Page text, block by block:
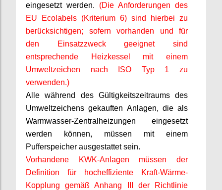
eingesetzt werden. (Die Anforderungen des
EU
Ecolabels (Kriterium 6) sind hierbei zu
berücksichtigen; sofern vorhanden und für
den Einsatzzweck geeignet sind
entsprechende Heizkessel mit einem
Umweltzeichen nach ISO Typ 1 zu
verwenden.)
Alle während des Gültigkeitszeitraums des
Umweltzeichens gekauften Anlagen, die als
Warmwasser-Zentralheizungen eingesetzt
werden können, müssen mit einem
Pufferspeicher ausgestattet sein.
Vorhandene KWK-Anlagen müssen der
Definition für hocheffiziente Kraft-Wärme-
Kopplung gemäß Anhang III der Richtlinie